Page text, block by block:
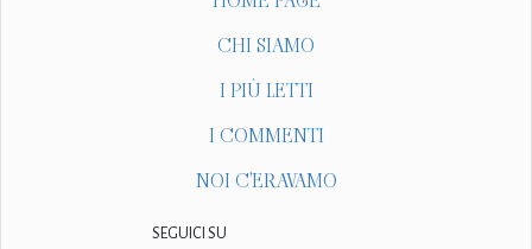
CHI SIAMO
I PIÙ LETTI
I COMMENTI
NOI C'ERAVAMO
SEGUICI SU